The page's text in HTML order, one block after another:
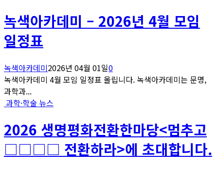
녹색아카데미 – 2026년 4월 모임
일정표
녹색아카데미2026년 04월 01일0
녹색아카데미 4월 모임 일정표 올립니다. 녹색아카데미는 문명,
과학과...
과학·학술 뉴스
2026 생명평화전환한마당<멈추고
□□□□ 전환하라>에 초대합니다.